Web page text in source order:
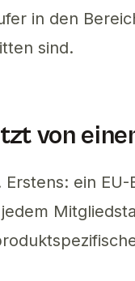
in den
sind.
von
ein